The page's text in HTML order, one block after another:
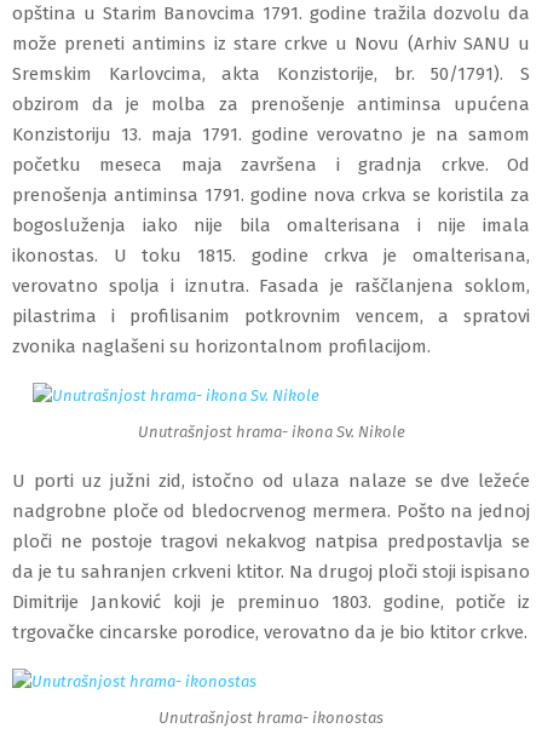
opština u Starim Banovcima 1791. godine tražila dozvolu da
može preneti antimins iz stare crkve u Novu (Arhiv SANU u
Sremskim Karlovcima, akta Konzistorije, br. 50/1791). S
obzirom da je molba za prenošenje antiminsa upućena
Konzistoriju 13. maja 1791. godine verovatno je na samom
početku meseca maja završena i gradnja crkve. Od
prenošenja antiminsa 1791. godine nova crkva se koristila za
bogosluženja iako nije bila omalterisana i nije imala
ikonostas. U toku 1815. godine crkva je omalterisana,
verovatno spolja i iznutra. Fasada je raščlanjena soklom,
pilastrima i profilisanim potkrovnim vencem, a spratovi
zvonika naglašeni su horizontalnom profilacijom.
Unutrašnjost hrama- ikona Sv. Nikole
U porti uz južni zid, istočno od ulaza nalaze se dve ležeće
nadgrobne ploče od bledocrvenog mermera. Pošto na jednoj
ploči ne postoje tragovi nekakvog natpisa predpostavlja se
da je tu sahranjen crkveni ktitor. Na drugoj ploči stoji ispisano
Dimitrije Janković koji je preminuo 1803. godine, potiče iz
trgovačke cincarske porodice, verovatno da je bio ktitor crkve.
Unutrašnjost hrama- ikonostas